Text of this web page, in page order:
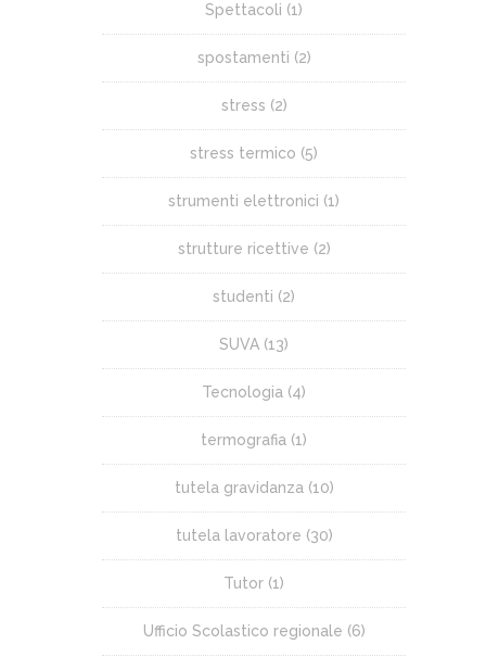
Spettacoli (1)
spostamenti (2)
stress (2)
stress termico (5)
strumenti elettronici (1)
strutture ricettive (2)
studenti (2)
SUVA (13)
Tecnologia (4)
termografia (1)
tutela gravidanza (10)
tutela lavoratore (30)
Tutor (1)
Ufficio Scolastico regionale (6)